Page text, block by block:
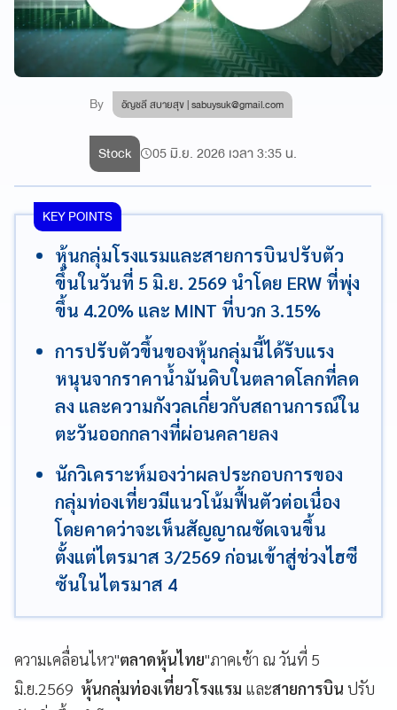
By อัญชลี สบายสุข |sabuysuk@gmail.com
Stock 05 มิ.ย. 2026 เวลา 3:35 น.
KEY POINTS
หุ้นกลุ่มโรงแรมและสายการบินปรับตัว
ขึ้นในวันที่ 5 มิ.ย. 2569 นำโดย ERW ที่พุ่ง
ขึ้น 4.20% และ MINT ที่บวก 3.15%
การปรับตัวขึ้นของหุ้นกลุ่มนี้ได้รับแรง
หนุนจากราคาน้ำมันดิบในตลาดโลกที่ลด
ลง และความกังวลเกี่ยวกับสถานการณ์ใน
ตะวันออกกลางที่ผ่อนคลายลง
นักวิเคราะห์มองว่าผลประกอบการของ
กลุ่มท่องเที่ยวมีแนวโน้มฟื้นตัวต่อเนื่อง
โดยคาดว่าจะเห็นสัญญาณชัดเจนขึ้น
ตั้งแต่ไตรมาส 3/2569 ก่อนเข้าสู่ช่วงไฮซี
ซันในไตรมาส 4
ความเคลื่อนไหว"ตลาดหุ้นไทย"ภาคเช้า ณ วันที่ 5
มิ.ย.2569 หุ้นกลุ่มท่องเที่ยวโรงแรม และสายการบิน ปรับ